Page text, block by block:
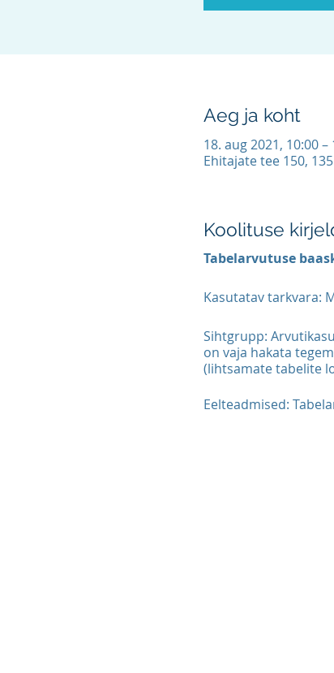
Aeg ja koht
18. aug 2021, 10:00
Ehitajate tee 150,
Koolituse
Tabelarvutuse
Kasutatav tarkvara:
Sihtgrupp:
on vaja hakata
(lihtsamate tabelite
Eelteadmised: